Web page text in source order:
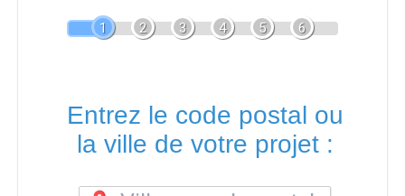
1 2 3 4 5 6
Entrez le code postal ou
la ville de votre projet :